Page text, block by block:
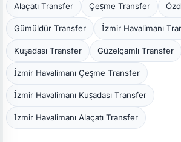
Alaçatı Transfer Çeşme Transfer
Gümüldür Transfer İzmir Havalimanı
Kuşadası Transfer Güzelçamlı Transfer
İzmir Havalimanı Çeşme Transfer
İzmir Havalimanı Kuşadası Transfer
İzmir Havalimanı Alaçatı Transfer